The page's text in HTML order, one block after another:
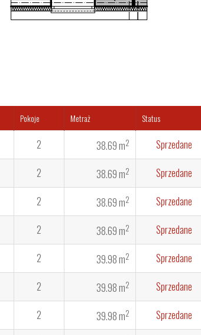
Pokoje Metraż Status
2 38.69 m2 Sprzedane
2 38.69 m2 Sprzedane
2 38.69 m2 Sprzedane
2 38.69 m2 Sprzedane
2 39.98 m2 Sprzedane
2 39.98 m2 Sprzedane
2 39.98 m2 Sprzedane